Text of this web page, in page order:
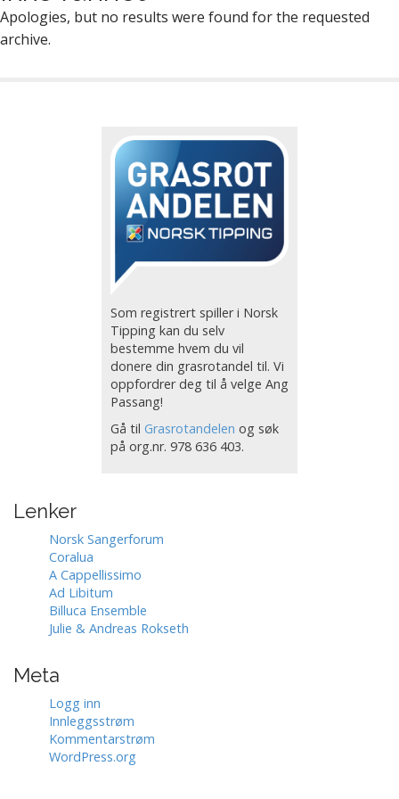
Apologies, but no results were found for the requested
archive.
Som registrert spiller i Norsk
Tipping kan du selv
bestemme hvem du vil
donere din grasrotandel til. Vi
oppfordrer deg til å velge Ang
Passang!
Gå til Grasrotandelen og søk
på org.nr. 978 636 403.
Lenker
Norsk Sangerforum
Coralua
A Cappellissimo
Ad Libitum
Billuca Ensemble
Julie & Andreas Rokseth
Meta
Logg inn
Innleggsstrøm
Kommentarstrøm
WordPress.org